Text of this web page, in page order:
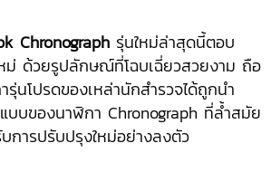
Chronograph รุ่นใหม่ล่าสุดนี้ตอบ
ม่ ด้วยรูปลักษณ์ที่โฉบเฉี่ยวสวยงาม ถือ
นโปรดของเหล่านักสำรวจได้ถูกนำ
บบของนาฬิกา Chronograph ที่ล้ำสมัย
การปรับปรุงใหม่อย่างลงตัว